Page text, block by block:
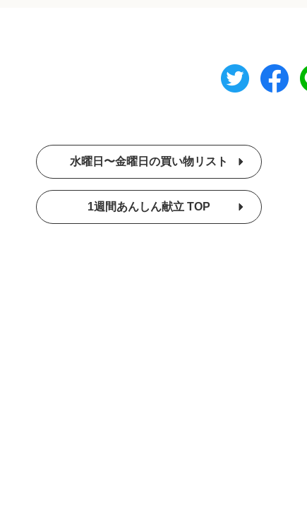
水曜日〜金曜日の買い物リスト
1週間あんしん献立 TOP